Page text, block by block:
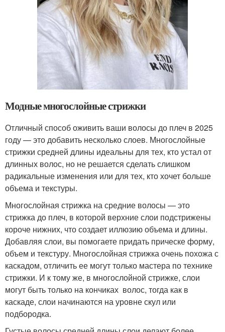
Модные многослойные стрижки
Отличный способ оживить ваши волосы до плеч в 2025
году — это добавить несколько слоев. Многослойные
стрижки средней длины идеальны для тех, кто устал от
длинных волос, но не решается сделать слишком
радикальные изменения или для тех, кто хочет больше
объема и текстуры.
Многослойная стрижка на средние волосы — это
стрижка до плеч, в которой верхние слои подстрижены
короче нижних, что создает иллюзию объема и длины.
Добавляя слои, вы помогаете придать прическе форму,
объем и текстуру. Многослойная стрижка очень похожа с
каскадом, отличить ее могут только мастера по технике
стрижки. И к тому же, в многослойной стрижке, слои
могут быть только на кончиках волос, тогда как в
каскаде, слои начинаются на уровне скул или
подбородка.